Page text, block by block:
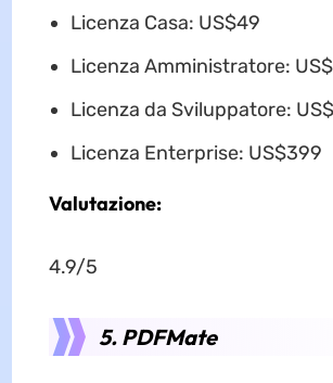
Licenza Casa: US$49
Licenza Amministratore:
Licenza da Sviluppatore:
Licenza Enterprise: US$399
Valutazione:
4.9/5
5. PDFMate